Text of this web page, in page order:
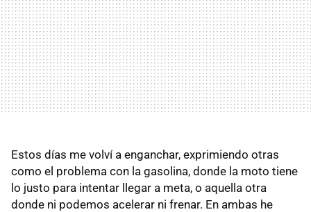
Estos días me volví a enganchar, exprimiendo otras
como el problema con la gasolina, donde la moto tiene
lo justo para intentar llegar a meta, o aquella otra
donde ni podemos acelerar ni frenar. En ambas he